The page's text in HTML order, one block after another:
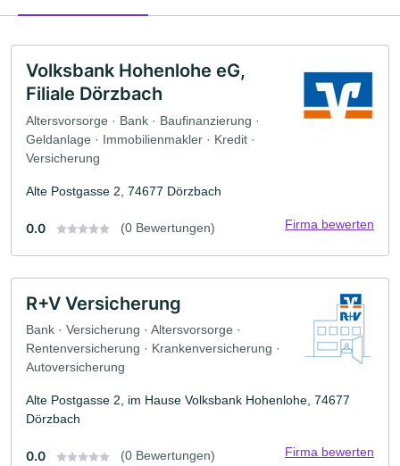
Volksbank Hohenlohe eG,
Filiale Dörzbach
Altersvorsorge · Bank · Baufinanzierung ·
Geldanlage · Immobilienmakler · Kredit ·
Versicherung
Alte Postgasse 2, 74677 Dörzbach
0.0 (0 Bewertungen) Firma bewerten
R+V Versicherung
Bank · Versicherung · Altersvorsorge ·
Rentenversicherung · Krankenversicherung ·
Autoversicherung
Alte Postgasse 2, im Hause Volksbank Hohenlohe, 74677
Dörzbach
0.0 (0 Bewertungen) Firma bewerten